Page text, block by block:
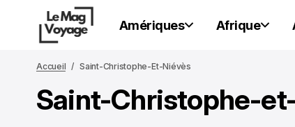
Amériques Afrique
Accueil Saint-Christophe-Et-Niévès
Saint-Christophe-